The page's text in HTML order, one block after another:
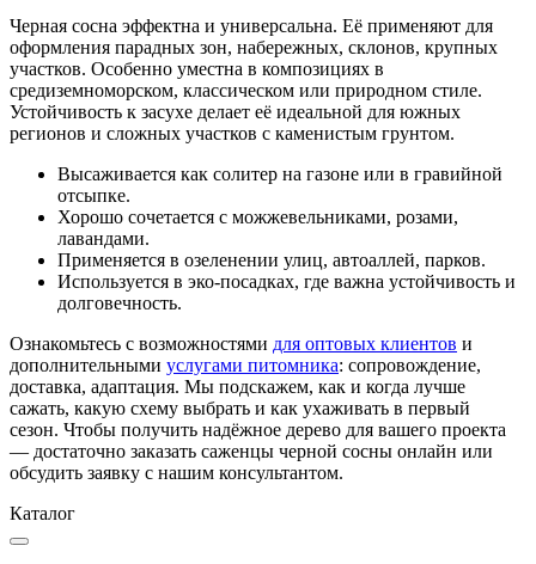
Черная сосна эффектна и универсальна. Её применяют для
оформления парадных зон, набережных, склонов, крупных
участков. Особенно уместна в композициях в
средиземноморском, классическом или природном стиле.
Устойчивость к засухе делает её идеальной для южных
регионов и сложных участков с каменистым грунтом.
Высаживается как солитер на газоне или в гравийной
отсыпке.
Хорошо сочетается с можжевельниками, розами,
лавандами.
Применяется в озеленении улиц, автоаллей, парков.
Используется в эко-посадках, где важна устойчивость и
долговечность.
Ознакомьтесь с возможностями для оптовых клиентов и
дополнительными услугами питомника: сопровождение,
доставка, адаптация. Мы подскажем, как и когда лучше
сажать, какую схему выбрать и как ухаживать в первый
сезон. Чтобы получить надёжное дерево для вашего проекта
— достаточно заказать саженцы черной сосны онлайн или
обсудить заявку с нашим консультантом.
Каталог